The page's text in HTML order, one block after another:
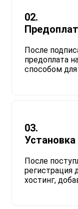
02.
После
предоплата
способом
03.
Установка
После
регистрация
хостинг,